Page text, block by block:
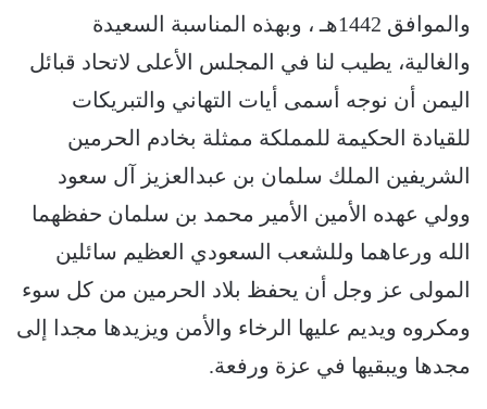
والموافق 1442هـ ، وبهذه المناسبة السعيدة
والغالية، يطيب لنا في المجلس الأعلى لاتحاد قبائل
اليمن أن نوجه أسمى أيات التهاني والتبريكات
للقيادة الحكيمة للمملكة ممثلة بخادم الحرمين
الشريفين الملك سلمان بن عبدالعزيز آل سعود
وولي عهده الأمين الأمير محمد بن سلمان حفظهما
الله ورعاهما وللشعب السعودي العظيم سائلين
المولى عز وجل أن يحفظ بلاد الحرمين من كل سوء
ومكروه ويديم عليها الرخاء والأمن ويزيدها مجدا إلى
مجدها ويبقيها في عزة ورفعة.